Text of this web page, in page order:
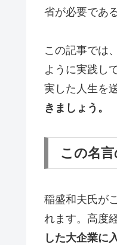
省が必要であ
この記事では
ように実践し
実した人生を
きましょう。
この名
稲盛和夫氏が
れます。高度
した大企業に